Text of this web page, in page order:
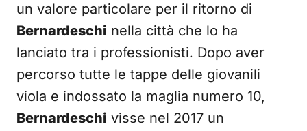
un valore particolare per il ritorno di
Bernardeschi nella città che lo ha
lanciato tra i professionisti. Dopo aver
percorso tutte le tappe delle giovanili
viola e indossato la maglia numero 10,
Bernardeschi visse nel 2017 un